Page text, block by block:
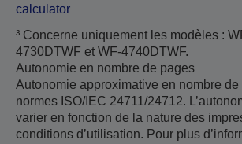
calculator
³ Concerne uniquement les modèles :
4730DTWF et WF-4740DTWF.
Autonomie en nombre de pages
Autonomie approximative en nombre
normes ISO/IEC 24711/24712.
varier en fonction de la nature des
conditions d’utilisation. Pour plus